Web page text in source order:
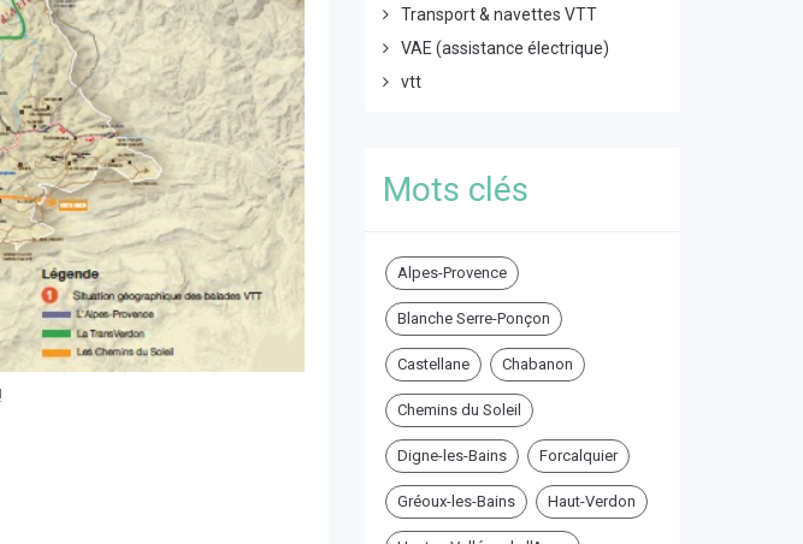
Transport & navettes VTT
VAE (assistance électrique)
vtt
Mots clés
Alpes-Provence
Blanche Serre-Ponçon
Castellane Chabanon
Chemins du Soleil
Digne-les-Bains Forcalquier
Gréoux-les-Bains Haut-Verdon